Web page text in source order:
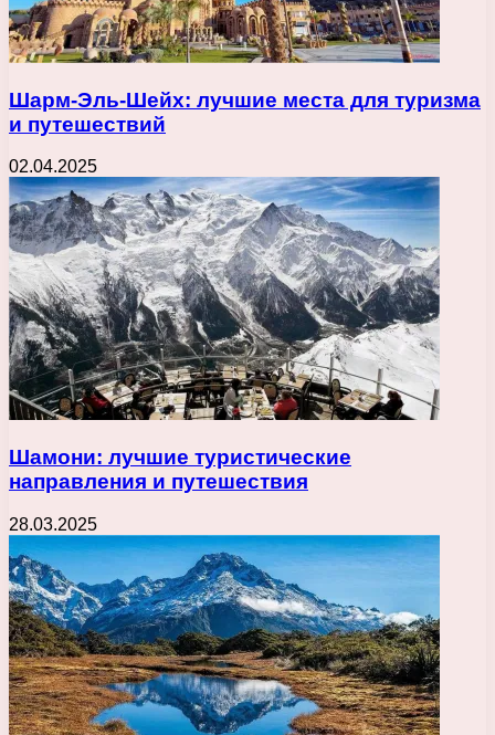
Шарм-Эль-Шейх: лучшие места для туризма
и путешествий
02.04.2025
Шамони: лучшие туристические
направления и путешествия
28.03.2025